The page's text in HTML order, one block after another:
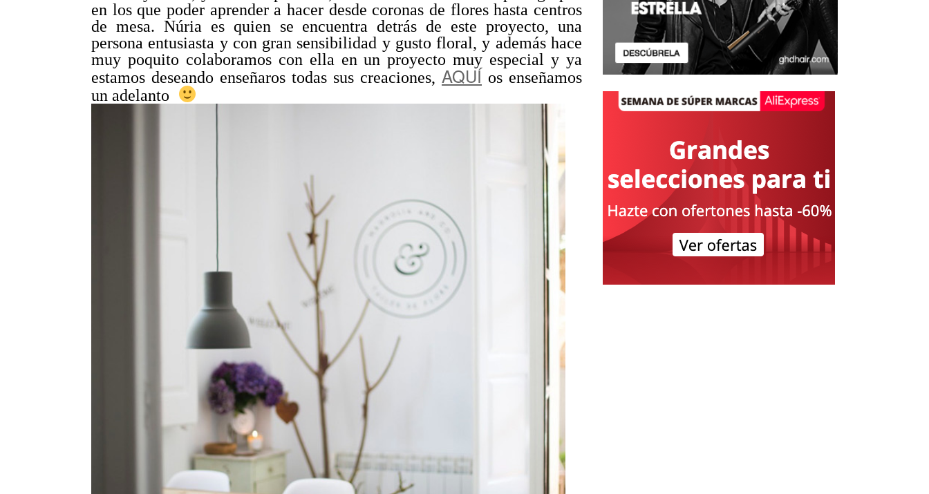
en los que poder aprender a hacer desde coronas de flores hasta centros
de mesa. Núria es quien se encuentra detrás de este proyecto, una
persona entusiasta y con gran sensibilidad y gusto floral, y además hace
muy poquito colaboramos con ella en un proyecto muy especial y ya
estamos deseando enseñaros todas sus creaciones, AQUÍ os enseñamos
un adelanto